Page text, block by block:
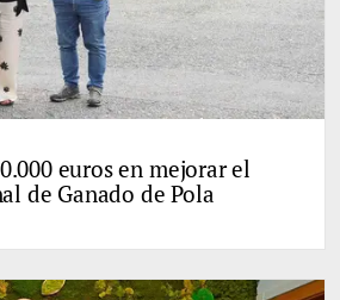
euros en mejorar el
de Ganado de Pola